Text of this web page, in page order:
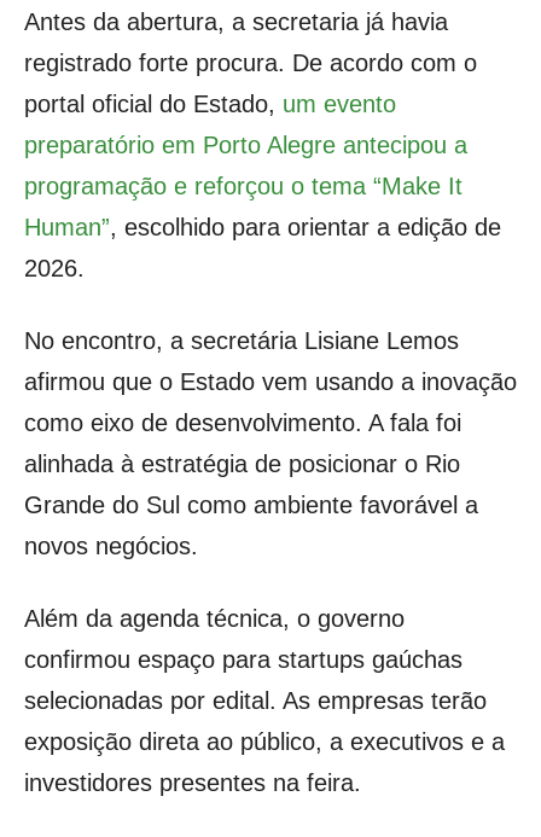
Antes da abertura, a secretaria já havia
registrado forte procura. De acordo com o
portal oficial do Estado, um evento
preparatório em Porto Alegre antecipou a
programação e reforçou o tema “Make It
Human”, escolhido para orientar a edição de
2026.
No encontro, a secretária Lisiane Lemos
afirmou que o Estado vem usando a inovação
como eixo de desenvolvimento. A fala foi
alinhada à estratégia de posicionar o Rio
Grande do Sul como ambiente favorável a
novos negócios.
Além da agenda técnica, o governo
confirmou espaço para startups gaúchas
selecionadas por edital. As empresas terão
exposição direta ao público, a executivos e a
investidores presentes na feira.